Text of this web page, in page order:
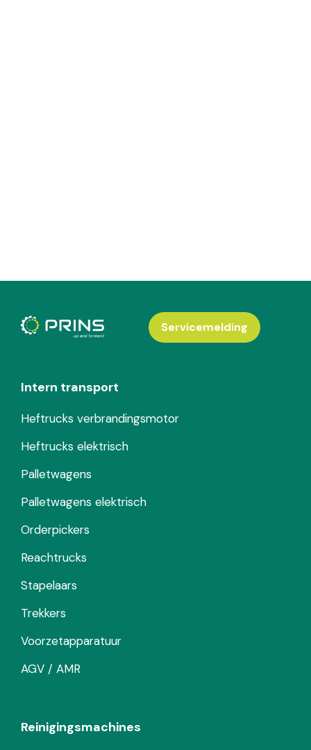
Intern transport
Heftrucks verbrandingsmotor
Heftrucks elektrisch
Palletwagens
Palletwagens elektrisch
Orderpickers
Reachtrucks
Stapelaars
Trekkers
Voorzetapparatuur
AGV / AMR
Reinigingsmachines
Servicemelding